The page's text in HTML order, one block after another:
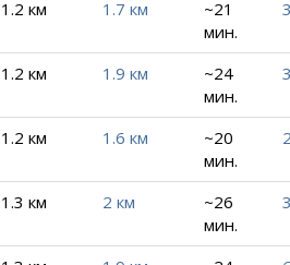
1.2 км 1.7 км
~21
мин.
1.2 км 1.9 км
~24
мин.
1.2 км 1.6 км
~20
мин.
1.3 км 2 км
~26
мин.